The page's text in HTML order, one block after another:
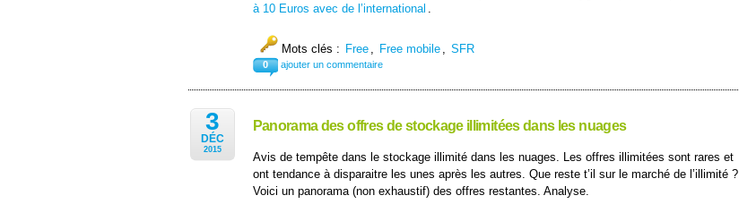
à 10 Euros avec de l’international
Mots clés : Free Free mobile SFR
0 ajouter un commentaire
3
DÉC
2015
Panorama des offres de stockage illimitées dans les nuages
Avis de tempête dans le stockage illimité dans les nuages. Les offres illimitées sont rares et
ont tendance à disparaitre les unes après les autres. Que reste t’il sur le marché de l’illimité ?
Voici un panorama (non exhaustif) des offres restantes. Analyse.